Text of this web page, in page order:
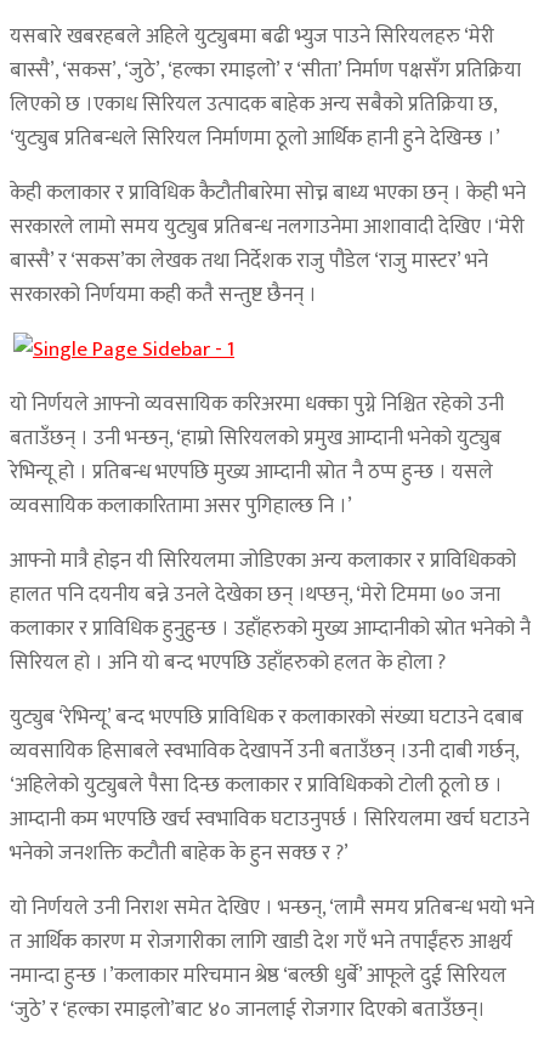
यसबारे खबरहबले अहिले युट्युबमा बढी भ्युज पाउने सिरियलहरु ‘मेरी
बास्सै’, ‘सकस’, ‘जुठे’, ‘हल्का रमाइलो’ र ‘सीता’ निर्माण पक्षसँग प्रतिक्रिया
लिएको छ ।एकाध सिरियल उत्पादक बाहेक अन्य सबैको प्रतिक्रिया छ,
‘युट्युब प्रतिबन्धले सिरियल निर्माणमा ठूलो आर्थिक हानी हुने देखिन्छ ।’
केही कलाकार र प्राविधिक कैटौतीबारेमा सोच्न बाध्य भएका छन् । केही भने
सरकारले लामो समय युट्युब प्रतिबन्ध नलगाउनेमा आशावादी देखिए ।‘मेरी
बास्सै’ र ‘सकस’का लेखक तथा निर्देशक राजु पौडेल ‘राजु मास्टर’ भने
सरकारको निर्णयमा कही कतै सन्तुष्ट छैनन् ।
यो निर्णयले आफ्नो व्यवसायिक करिअरमा धक्का पुग्ने निश्चित रहेको उनी
बताउँछन् । उनी भन्छन्, ‘हाम्रो सिरियलको प्रमुख आम्दानी भनेको युट्युब
रेभिन्यू हो । प्रतिबन्ध भएपछि मुख्य आम्दानी स्रोत नै ठप्प हुन्छ । यसले
व्यवसायिक कलाकारितामा असर पुगिहाल्छ नि ।’
आफ्नो मात्रै होइन यी सिरियलमा जोडिएका अन्य कलाकार र प्राविधिकको
हालत पनि दयनीय बन्ने उनले देखेका छन् ।थप्छन्, ‘मेरो टिममा ७० जना
कलाकार र प्राविधिक हुनुहुन्छ । उहाँहरुको मुख्य आम्दानीको स्रोत भनेको नै
सिरियल हो । अनि यो बन्द भएपछि उहाँहरुको हलत के होला ?
युट्युब ‘रेभिन्यू’ बन्द भएपछि प्राविधिक र कलाकारको संख्या घटाउने दबाब
व्यवसायिक हिसाबले स्वभाविक देखापर्ने उनी बताउँछन् ।उनी दाबी गर्छन्,
‘अहिलेको युट्युबले पैसा दिन्छ कलाकार र प्राविधिकको टोली ठूलो छ ।
आम्दानी कम भएपछि खर्च स्वभाविक घटाउनुपर्छ । सिरियलमा खर्च घटाउने
भनेको जनशक्ति कटौती बाहेक के हुन सक्छ र ?’
यो निर्णयले उनी निराश समेत देखिए । भन्छन्, ‘लामै समय प्रतिबन्ध भयो भने
त आर्थिक कारण म रोजगारीका लागि खाडी देश गएँ भने तपाईंहरु आश्चर्य
नमान्दा हुन्छ ।’कलाकार मरिचमान श्रेष्ठ ‘बल्छी धुर्बे’ आफूले दुई सिरियल
‘जुठे’ र ‘हल्का रमाइलो’बाट ४० जानलाई रोजगार दिएको बताउँछन्।